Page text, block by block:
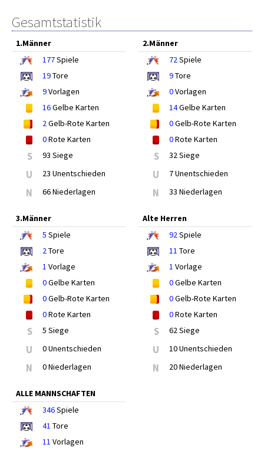
Gesamtstatistik
1.Männer
177Spiele
19Tore
9Vorlagen
16Gelbe Karten
2Gelb-Rote Karten
0Rote Karten
S 93 Siege
U 23 Unentschieden
N 66 Niederlagen
2.Männer
72Spiele
9Tore
0Vorlagen
14Gelbe Karten
0Gelb-Rote Karten
0Rote Karten
S 32 Siege
U 7 Unentschieden
N 33 Niederlagen
3.Männer
5 Spiele
2Tore
1 Vorlage
0Gelbe Karten
0Gelb-Rote Karten
0Rote Karten
S 5 Siege
U 0 Unentschieden
N 0 Niederlagen
Alte Herren
92Spiele
11 Tore
1 Vorlage
0Gelbe Karten
0Gelb-Rote Karten
0Rote Karten
S 62 Siege
U 10 Unentschieden
N 20 Niederlagen
ALLE MANNSCHAFTEN
346Spiele
41 Tore
11 Vorlagen